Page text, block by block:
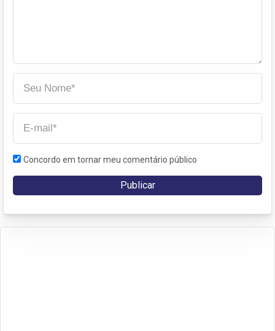
Concordo em tornar meu comentário público